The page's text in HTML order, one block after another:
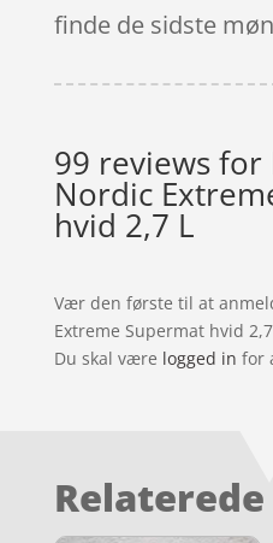
finde de sidste
99 reviews for
Nordic
hvid 2,7 L
Vær den første til at
Extreme Supermat hvid 2,7
Du skal være logged in for